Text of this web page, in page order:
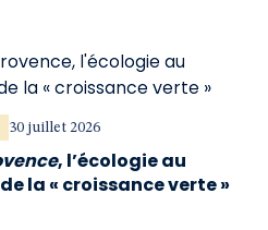
30 juillet 2026
, l’écologie au
la « croissance verte »